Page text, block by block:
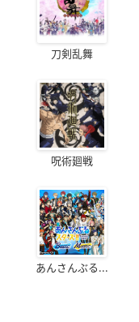
刀剣乱舞
呪術廻戦
あんさんぶる...